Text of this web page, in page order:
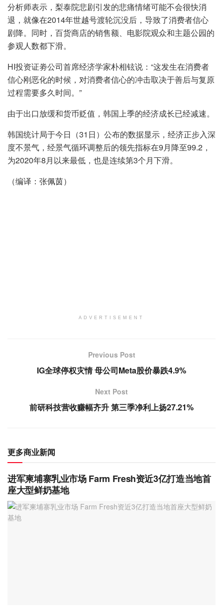
分析师表示，梨泰院悲剧引发的悲痛情绪可能不会很快消
退，就像在2014年世越号渡轮沉没后，导致了消费者信心
剧降。同时，百货商店的销售额、电影院观众和主题公园的
参观人数都下滑。
HI投资证劵公司首席经济学家朴相铉说：“这发生在消费者
信心刚恶化的时候，对消费者信心的冲击取决于善后与复原
过程需要多久时间。”
由于出口放缓和货币贬值，韩国上季的经济成长已经减速。
韩国统计局于今日（31日）公布的数据显示，经济正步入深
度不景气，经景气循环调整后的领先指标在9月降至99.2，
为2020年8月以来最低，也是连续第3个月下滑。
（编译：张佩茵）
ADVERTISEMENT
Previous Post
IG全球停权灾情 母公司Meta股价暴跌4.9%
Next Post
前研科技营收赚幅齐升 第三季净利上扬27.21%
更多商业新闻
进军柬埔寨乳业市场 Farm Fresh资近3亿打造当地首
座大型鲜奶基地